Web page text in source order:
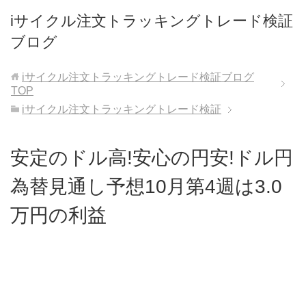
iサイクル注文トラッキングトレード検証
ブログ
iサイクル注文トラッキングトレード検証ブログ
TOP
iサイクル注文トラッキングトレード検証
安定のドル高!安心の円安!ドル円
為替見通し予想10月第4週は3.0
万円の利益